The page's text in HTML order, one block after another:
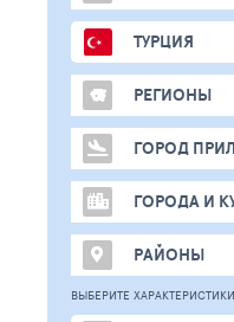
ТУРЦИЯ
РЕГИОНЫ
ГОРОД
ГОРОДА И
РАЙОНЫ
ВЫБЕРИТЕ